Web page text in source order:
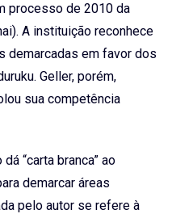
processo de 2010 da
A instituição reconhece
demarcadas em favor dos
Geller, porém,
sua competência
“carta branca” ao
demarcar áreas
pelo autor se refere à